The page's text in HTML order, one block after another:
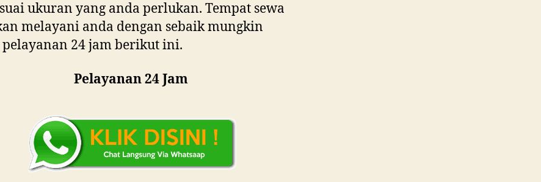
ukuran yang anda perlukan. Tempat sewa
melayani anda dengan sebaik mungkin
pelayanan 24 jam berikut ini.
Pelayanan 24 Jam